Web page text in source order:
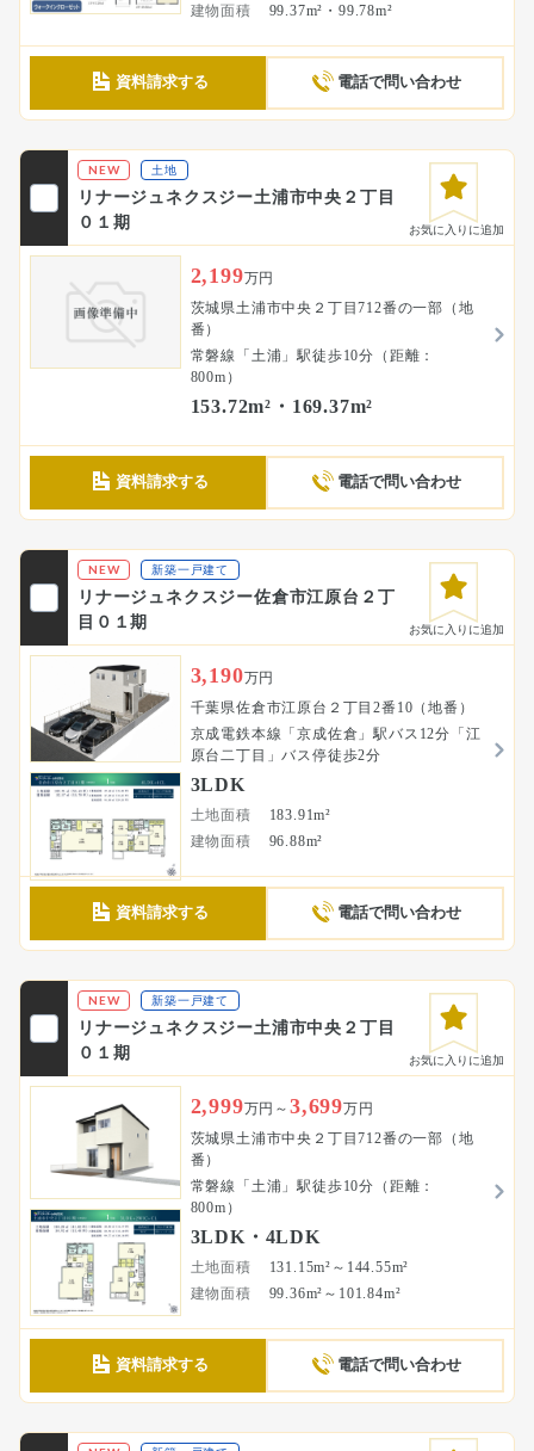
建物面積
99.37m²・99.78m²
資料請求する 電話で問い合わせ
NEW 土地
リナージュネクスジー土浦市中央２丁目
０１期
お気に入りに追加
2,199万円
茨城県土浦市中央２丁目712番の一部（地
番）
常磐線「土浦」駅徒歩10分（距離：
800m）
153.72m²・169.37m²
資料請求する 電話で問い合わせ
NEW 新築一戸建て
リナージュネクスジー佐倉市江原台２丁
目０１期
お気に入りに追加
3,190万円
千葉県佐倉市江原台２丁目2番10（地番）
京成電鉄本線「京成佐倉」駅バス12分「江
原台二丁目」バス停徒歩2分
3LDK
土地面積
183.91m²
建物面積
96.88m²
資料請求する 電話で問い合わせ
NEW 新築一戸建て
リナージュネクスジー土浦市中央２丁目
０１期
お気に入りに追加
2,999万円～ 3,699万円
茨城県土浦市中央２丁目712番の一部（地
番）
常磐線「土浦」駅徒歩10分（距離：
800m）
3LDK・4LDK
土地面積
131.15m²～144.55m²
建物面積
99.36m²～101.84m²
資料請求する 電話で問い合わせ